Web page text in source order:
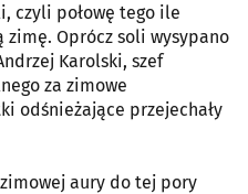
czyli połowę tego ile
zimę. Oprócz soli wysypano
Karolski, szef
za zimowe
odśnieżające przejechały
aury do tej pory